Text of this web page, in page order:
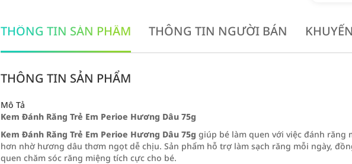
THÔNG TIN SẢN PHẨM THÔNG TIN NGƯỜI BÁN
THÔNG TIN SẢN PHẨM
Mô Tả
Kem Đánh Răng Trẻ Em Perioe Hương Dâu 75g
Kem Đánh Răng Trẻ Em Perioe Hương Dâu 75g giúp bé làm quen với việc đánh răng
hơn nhờ hương dâu thơm ngọt dễ chịu. Sản phẩm hỗ trợ làm sạch răng mỗi ngày,
quen chăm sóc răng miệng tích cực cho bé.